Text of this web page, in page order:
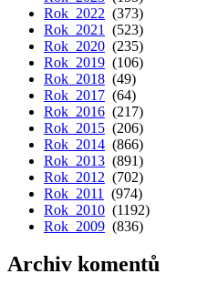
Rok 2022 (373)
Rok 2021
(523)
Rok 2020 (235)
Rok 2019 (106)
Rok 2018 (49)
Rok 2017 (64)
Rok 2016 (217)
Rok 2015 (206)
Rok 2014 (866)
Rok 2013 (891)
Rok 2012 (702)
Rok 2011
(974)
Rok 2010 (1192)
Rok 2009 (836)
Archiv komentů